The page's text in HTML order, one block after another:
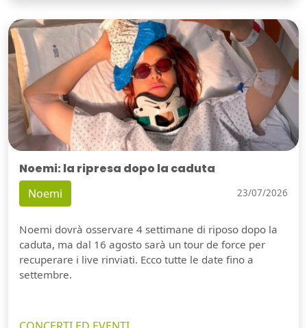
Noemi: la ripresa dopo la caduta
Noemi 23/07/2026
Noemi dovrà osservare 4 settimane di riposo dopo la
caduta, ma dal 16 agosto sarà un tour de force per
recuperare i live rinviati. Ecco tutte le date fino a
settembre.